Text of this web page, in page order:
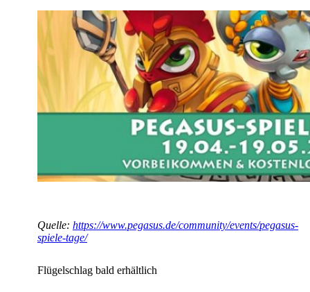
Quelle: https://www.pegasus.de/community/events/pegasus-
spiele-tage/
Flügelschlag bald erhältlich